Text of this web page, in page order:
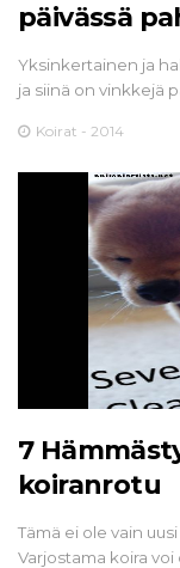
päivässä
Yksinkertainen ja
ja siinä on vinkkejä
Koirat - 2014
7
koiranrotu
Tämä ei ole vain
Varjostama koira voi